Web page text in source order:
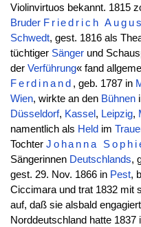
Violinvirtuos bekannt. 1815
Bruder Friedrich
Schwedt, gest. 1816 als
tüchtiger Sängerund
der Verführung« fand
Ferdinand , geb. 1787 in
Wien, wirkte an den Bühnen
Düsseldorf, Kassel , Leipzig,
namentlich als Held im
Tochter Johanna
Sängerinnen Deutschlands,
gest. 29. Nov. 1866 in Pest,
Ciccimara und trat 1832 mit
auf, daß sie alsbald
Norddeutschland hatte 1837